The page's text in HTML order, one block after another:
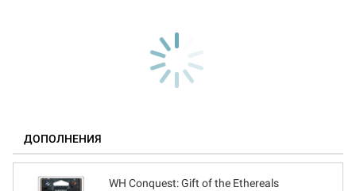
ДОПОЛНЕНИЯ
WH Conquest: Gift of the Ethereals